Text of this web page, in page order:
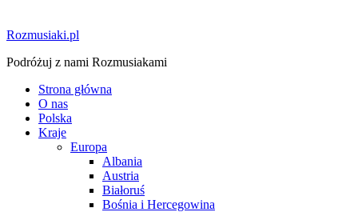
Rozmusiaki.pl
Podróżuj z nami Rozmusiakami
Strona główna
O nas
Polska
Kraje
Europa
Albania
Austria
Białoruś
Bośnia i Hercegowina